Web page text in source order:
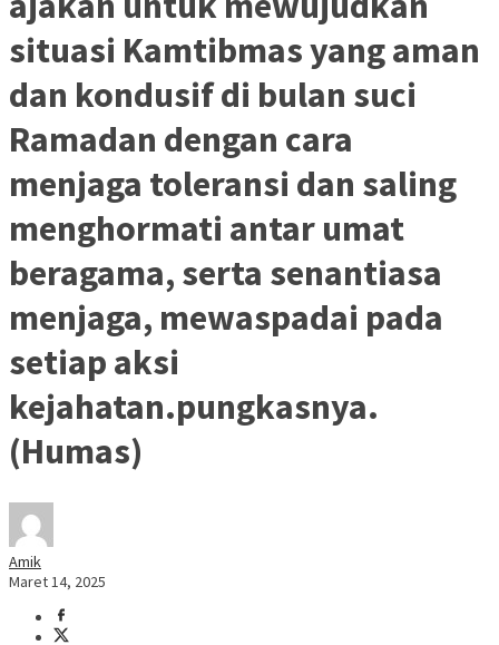
situasi Kamtibmas yang aman
dan kondusif di bulan suci
Ramadan dengan cara
menjaga toleransi dan saling
menghormati antar umat
beragama, serta senantiasa
menjaga, mewaspadai pada
setiap aksi
kejahatan.pungkasnya.
(Humas)
Amik
Maret 14, 2025